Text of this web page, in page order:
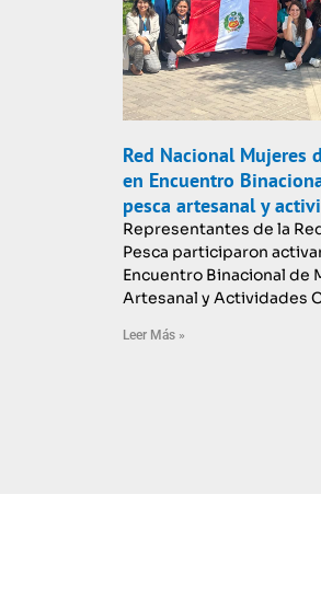
Red Nacional Mujeres
en Encuentro
pesca artesanal y
Representantes de la
Pesca participaron
Encuentro Binacional de
Artesanal y Actividades
Leer Más »